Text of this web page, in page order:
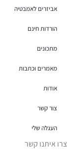
אביזרים לאמבטיה
הורדות חינם
מתכונים
מאמרים וכתבות
אודות
צור קשר
העגלה שלי
צרו איתנו קשר